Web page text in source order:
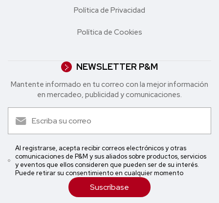
Política de Privacidad
Política de Cookies
NEWSLETTER P&M
Mantente informado en tu correo con la mejor in formación
en mercadeo, publicidad y comunicaciones.
Al registrarse, acepta recibir correos electrónicos y otras
comunicaciones de P&M y sus aliados sobre productos, servicios
y eventos que ellos consideren que pueden ser de su interés.
Puede retirar su consentimiento en cualquier momento
Suscríbase